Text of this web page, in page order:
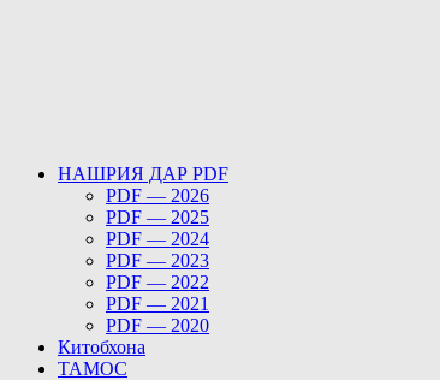
НАШРИЯ ДАР PDF
PDF — 2026
PDF — 2025
PDF — 2024
PDF — 2023
PDF — 2022
PDF — 2021
PDF — 2020
Китобхона
ТАМОС